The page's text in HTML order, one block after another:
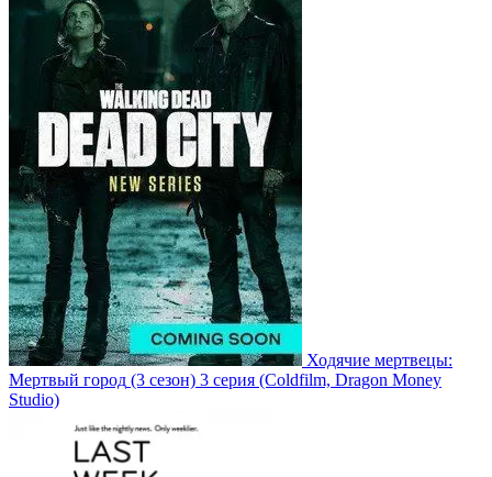
Ходячие мертвецы:
Мертвый город (3 сезон) 3 серия (Coldfilm, Dragon Money
Studio)